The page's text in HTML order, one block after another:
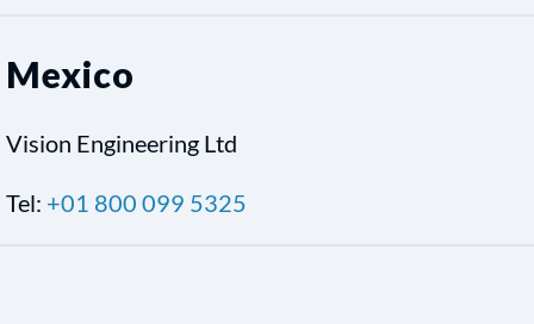
Mexico
Vision Engineering Ltd
Tel: +01 800 099 5325